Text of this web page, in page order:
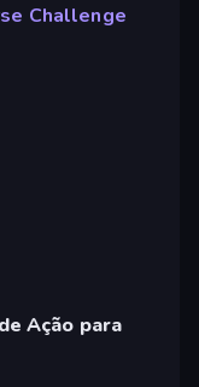
Challenge
Ação para